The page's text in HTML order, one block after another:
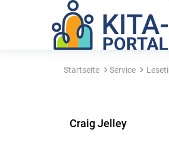
Startseite Service
Craig Jelley